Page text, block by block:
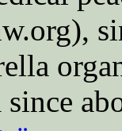
since